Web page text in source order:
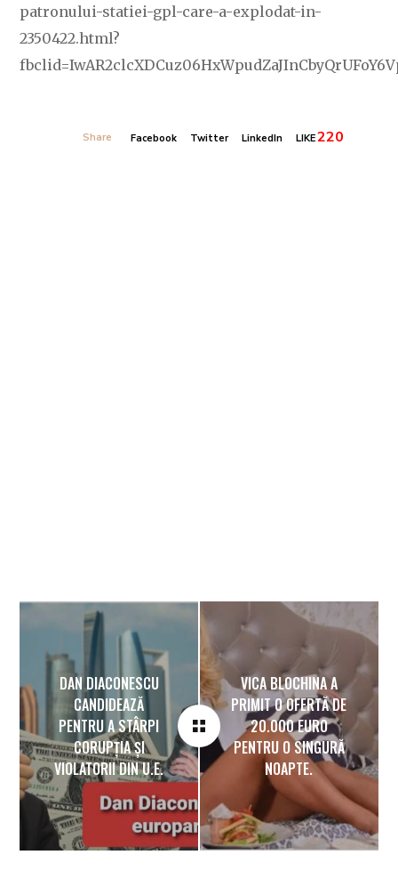
patronului-statiei-gpl-care-a-explodat-in-
2350422.html?
Share Facebook Twitter LinkedIn LIKE220
DAN DIACONESCU
CANDIDEAZĂ
PENTRU A STÂRPI
CORUPȚIA ȘI
VIOLATORII DIN U.E.
VICA BLOCHINA A
PRIMIT O OFERTĂ DE
20.000 EURO
PENTRU O SINGURĂ
NOAPTE.